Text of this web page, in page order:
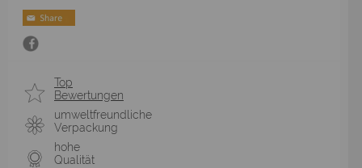
Top
Bewertungen
umweltfreundliche
Verpackung
hohe
Qualität